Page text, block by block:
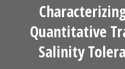
Quantitative
Salinity